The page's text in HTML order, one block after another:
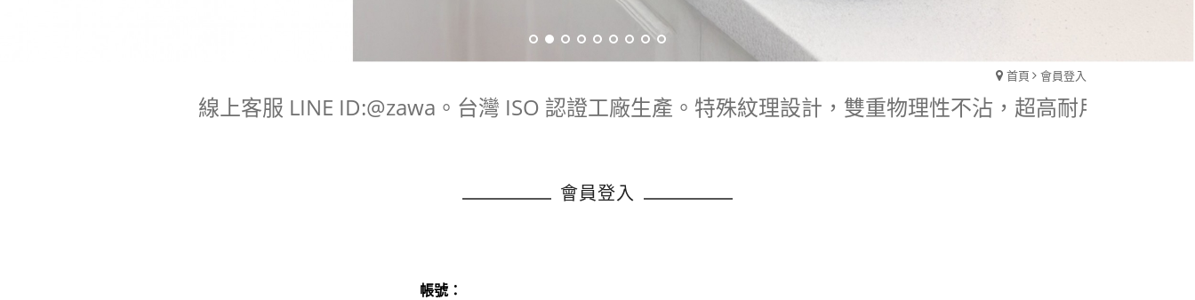
首頁 會員登入
即時線上客服 LINE ID:@zawa。台灣 ISO 認證工廠生產。特殊紋理設計，雙重物理性不沾，超高耐用度。不用開
會員登入
帳號：